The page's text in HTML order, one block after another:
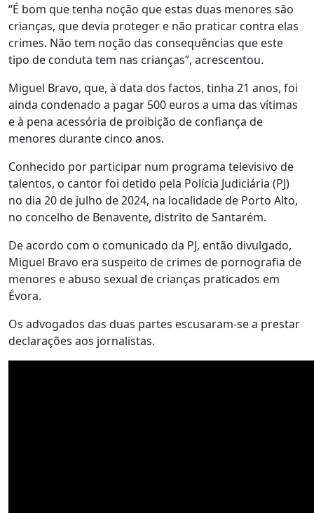
“É bom que tenha noção que estas duas menores são
crianças, que devia proteger e não praticar contra elas
crimes. Não tem noção das consequências que este
tipo de conduta tem nas crianças”, acrescentou.
Miguel Bravo, que, à data dos factos, tinha 21 anos, foi
ainda condenado a pagar 500 euros a uma das vítimas
e à pena acessória de proibição de confiança de
menores durante cinco anos.
Conhecido por participar num programa televisivo de
talentos, o cantor foi detido pela Polícia Judiciária (PJ)
no dia 20 de julho de 2024, na localidade de Porto Alto,
no concelho de Benavente, distrito de Santarém.
De acordo com o comunicado da PJ, então divulgado,
Miguel Bravo era suspeito de crimes de pornografia de
menores e abuso sexual de crianças praticados em
Évora.
Os advogados das duas partes escusaram-se a prestar
declarações aos jornalistas.